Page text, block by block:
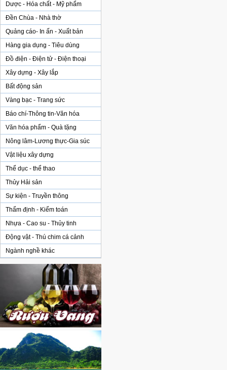
Dược - Hóa chất - Mỹ phẩm
Đền Chùa - Nhà thờ
Quảng cáo- In ấn - Xuất bản
Hàng gia dụng - Tiêu dùng
Đồ điện - Điện tử - Điện thoại
Xây dựng - Xây lắp
Bất động sản
Vàng bạc - Trang sức
Báo chí-Thông tin-Văn hóa
Văn hóa phẩm - Quà tặng
Nông lâm-Lương thực-Gia súc
Vật liệu xây dựng
Thể dục - thể thao
Thủy Hải sản
Sự kiện - Truyền thông
Thẩm định - Kiểm toán
Nhựa - Cao su - Thủy tinh
Động vật - Thú chim cá cảnh
Ngành nghề khác